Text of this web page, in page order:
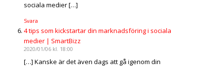
sociala medier […]
Svara
4 tips som kickstartar din marknadsföring i sociala
medier | SmartBizz
2020/01/06 kl. 18:00
[…] Kanske är det även dags att gå igenom din